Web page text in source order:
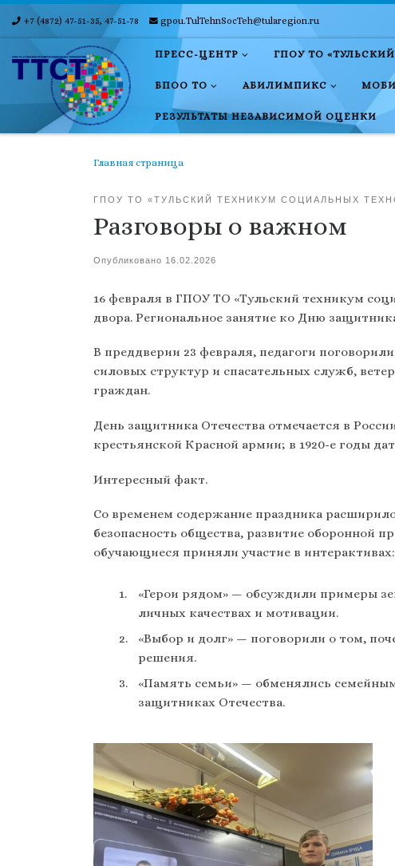
Skip to content
+7 (4872) 47-51-35, 47-51-78 gpou.TulTehnSocTeh@tularegion.ru
ПРЕСС-ЦЕНТР ГПОУ ТО
БПОО ТО АБИЛИМПИКС
РЕЗУЛЬТАТЫ НЕЗАВИСИМОЙ ОЦЕНКИ
Главная страница
ГПОУ ТО «ТУЛЬСКИЙ ТЕХНИКУМ СОЦИАЛЬНЫХ
Разговоры о важном
Опубликовано 16.02.2026
16 февраля в ГПОУ ТО «Тульский техникум
двора. Региональное занятие ко Дню
В преддверии 23 февраля, педагоги
силовых структур и спасательных служб,
граждан.
День защитника Отечества отмечается в
крестьянской Красной армии; в 1920-е годы
Интересный факт.
Со временем содержание праздника
безопасность общества, развитие оборонной
обучающиеся приняли участие в интерактивах:
«Герои рядом» — обсуждили примеры
личных качествах и мотивации.
«Выбор и долг» — поговорили о том,
решения.
«Память семьи» — обменялись
защитниках Отечества.